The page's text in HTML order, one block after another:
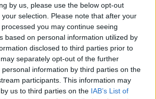
by us, please use the below opt-out
selection. Please note that after your
you may continue seeing
based on personal information utilized by
disclosed to third parties prior to
separately opt-out of the further
information by third parties on the
participants. This information may
us to third parties on the IAB’s List of
(AP Photo)
το ΕΘΝΟΣ στη Google
την ευαισθητοποίηση
θέματαάμυναςκαι